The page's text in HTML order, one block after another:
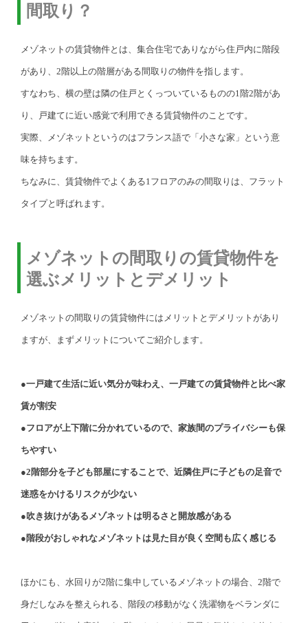
間取り？
メゾネットの賃貸物件とは、集合住宅でありながら住戸内に階段
があり、2階以上の階層がある間取りの物件を指します。
すなわち、横の壁は隣の住戸とくっついているものの1階2階があ
り、戸建てに近い感覚で利用できる賃貸物件のことです。
実際、メゾネットというのはフランス語で「小さな家」という意
味を持ちます。
ちなみに、賃貸物件でよくある1フロアのみの間取りは、フラット
タイプと呼ばれます。
メゾネットの間取りの賃貸物件を
選ぶメリットとデメリット
メゾネットの間取りの賃貸物件にはメリットとデメリットがあり
ますが、まずメリットについてご紹介します。
●一戸建て生活に近い気分が味わえ、一戸建ての賃貸物件と比べ家
賃が割安
●フロアが上下階に分かれているので、家族間のプライバシーも保
ちやすい
●2階部分を子ども部屋にすることで、近隣住戸に子どもの足音で
迷惑をかけるリスクが少ない
●吹き抜けがあるメゾネットは明るさと開放感がある
●階段がおしゃれなメゾネットは見た目が良く空間も広く感じる
ほかにも、水回りが2階に集中しているメゾネットの場合、2階で
身だしなみを整えられる、階段の移動がなく洗濯物をベランダに